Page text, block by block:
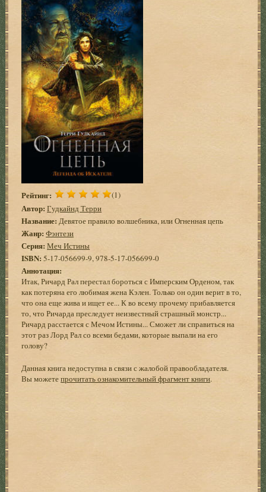
Рейтинг: (1)
Автор: Гудкайнд Терри
Название: Девятое правило волшебника, или Огненная цепь
Жанр: Фэнтези
Серия:Меч Истины
ISBN: 5-17-056699-9, 978-5-17-056699-0
Аннотация:
Итак, Ричард Рал перестал бороться с Имперским Орденом, так
как потеряна его любимая жена Кэлен. Только он один верит в то,
что она еще жива и ищет ее... К во всему прочему прибавляется
то, что Ричарда преследует неизвестный страшный монстр...
Ричард расстается с Мечом Истины... Сможет ли справиться на
этот раз Лорд Рал со всеми бедами, которые выпали на его
голову?
Данная книга недоступна в связи с жалобой правообладателя.
Вы можетепрочитать ознакомительный фрагмент книги.